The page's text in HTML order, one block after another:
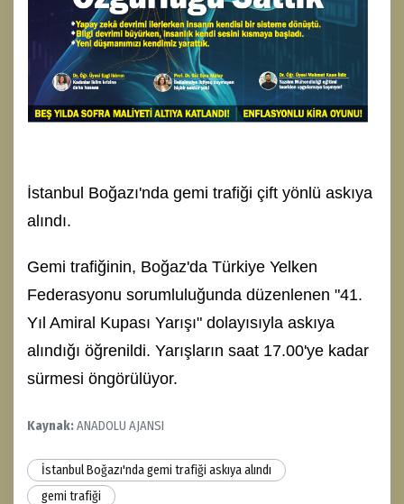
İstanbul Boğazı'nda gemi trafiği çift yönlü askıya
alındı.
Gemi trafiğinin, Boğaz'da Türkiye Yelken
Federasyonu sorumluluğunda düzenlenen "41.
Yıl Amiral Kupası Yarışı" dolayısıyla askıya
alındığı öğrenildi. Yarışların saat 17.00'ye kadar
sürmesi öngörülüyor.
Kaynak:ANADOLU AJANSI
İstanbul Boğazı'nda gemi trafiği askıya alındı
gemi trafiği